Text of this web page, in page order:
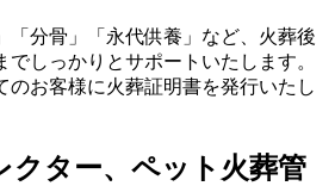
「分骨」「永代供養」など、火葬後
でしっかりとサポートいたします。
のお客様に火葬証明書を発行いたし
クター、ペット火葬管